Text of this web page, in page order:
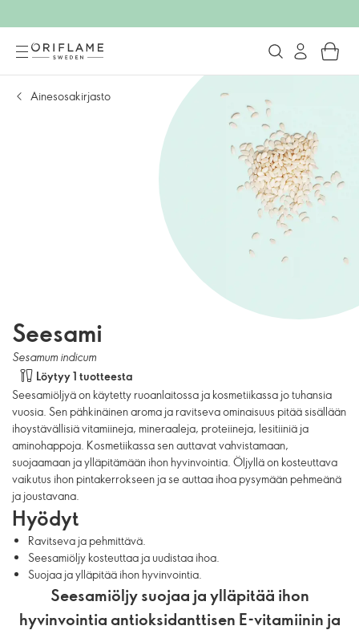
Ainesosakirjasto
Seesami
Sesamum indicum
Löytyy 1 tuotteesta
Seesamiöljyä on käytetty ruoanlaitossa ja kosmetiikassa jo tuhansia
vuosia. Sen pähkinäinen aroma ja ravitseva ominaisuus pitää sisällään
ihoystävällisiä vitamiineja, mineraaleja, proteiineja, lesitiiniä ja
aminohappoja. Kosmetiikassa sen auttavat vahvistamaan,
suojaamaan ja ylläpitämään ihon hyvinvointia. Öljyllä on kosteuttava
vaikutus ihon pintakerrokseen ja se auttaa ihoa pysymään pehmeänä
ja joustavana.
Hyödyt
Ravitseva ja pehmittävä.
Seesamiöljy kosteuttaa ja uudistaa ihoa.
Suojaa ja ylläpitää ihon hyvinvointia.
Seesamiöljy suojaa ja ylläpitää ihon
hyvinvointia antioksidanttisen E-vitamiinin ja